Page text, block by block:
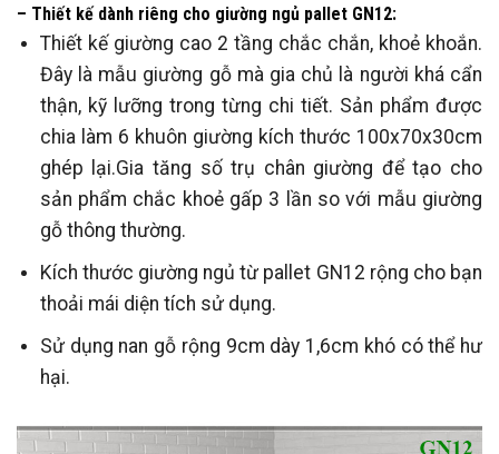
– Thiết kế dành riêng cho giường ngủ pallet GN12:
Thiết kế giường cao 2 tầng chắc chắn, khoẻ khoắn.
Đây là mẫu giường gỗ mà gia chủ là người khá cẩn
thận, kỹ lưỡng trong từng chi tiết. Sản phẩm được
chia làm 6 khuôn giường kích thước 100x70x30cm
ghép lại.Gia tăng số trụ chân giường để tạo cho
sản phẩm chắc khoẻ gấp 3 lần so với mẫu giường
gỗ thông thường.
Kích thước giường ngủ từ pallet GN12 rộng cho bạn
thoải mái diện tích sử dụng.
Sử dụng nan gỗ rộng 9cm dày 1,6cm khó có thể hư
hại.